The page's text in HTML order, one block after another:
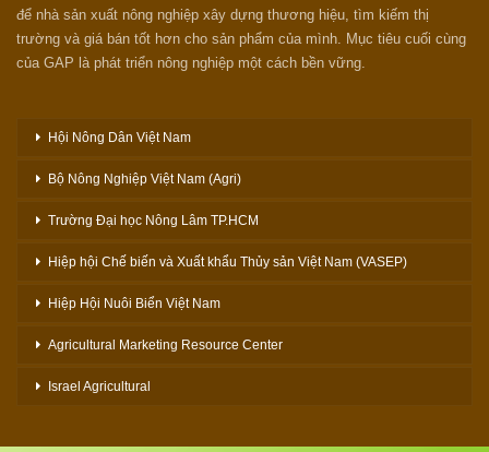
để nhà sản xuất nông nghiệp xây dựng thương hiệu, tìm kiếm thị
trường và giá bán tốt hơn cho sản phẩm của mình. Mục tiêu cuối cùng
của GAP là phát triển nông nghiệp một cách bền vững.
Hội Nông Dân Việt Nam
Bộ Nông Nghiệp Việt Nam (Agri)
Trường Đại học Nông Lâm TP.HCM
Hiệp hội Chế biến và Xuất khẩu Thủy sản Việt Nam (VASEP)
Hiệp Hội Nuôi Biển Việt Nam
Agricultural Marketing Resource Center
Israel Agricultural